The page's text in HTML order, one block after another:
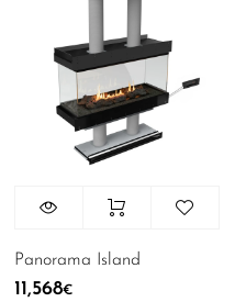
Panorama Island
11,568€